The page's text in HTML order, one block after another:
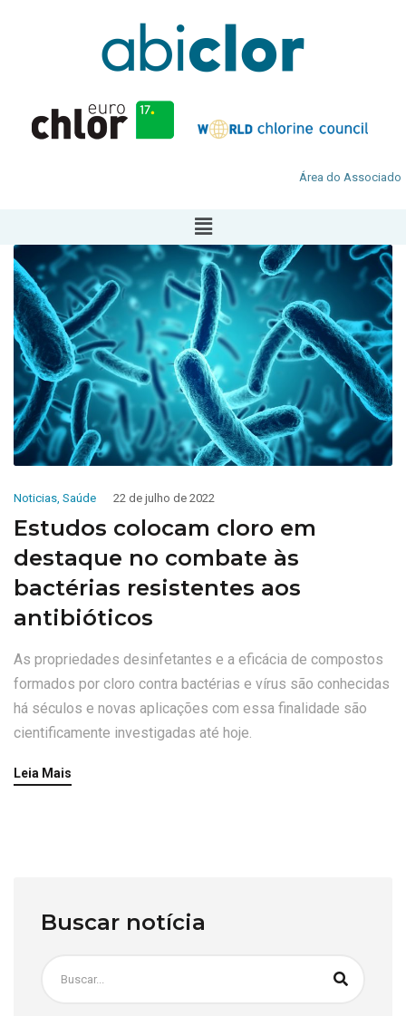
Área do Associado
Noticias, Saúde 22 de julho de 2022
Estudos colocam cloro em
destaque no combate às
bactérias resistentes aos
antibióticos
As propriedades desinfetantes e a eficácia de compostos
formados por cloro contra bactérias e vírus são conhecidas
há séculos e novas aplicações com essa finalidade são
cientificamente investigadas até hoje.
Leia Mais
Buscar notícia